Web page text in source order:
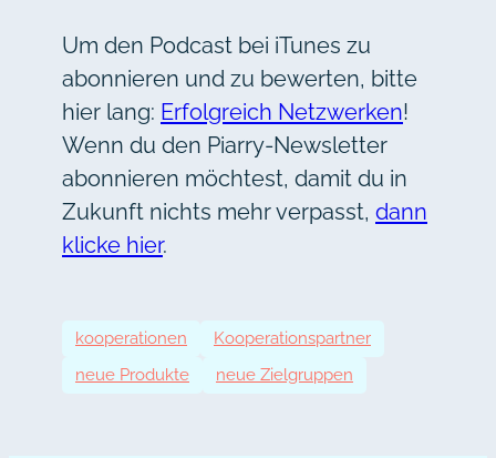
Um den Podcast bei iTunes zu
abonnieren und zu bewerten, bitte
hier lang: Erfolgreich Netzwerken!
Wenn du den Piarry-Newsletter
abonnieren möchtest, damit du in
Zukunft nichts mehr verpasst, dann
klicke hier.
kooperationen
Kooperationspartner
neue Produkte
neue Zielgruppen